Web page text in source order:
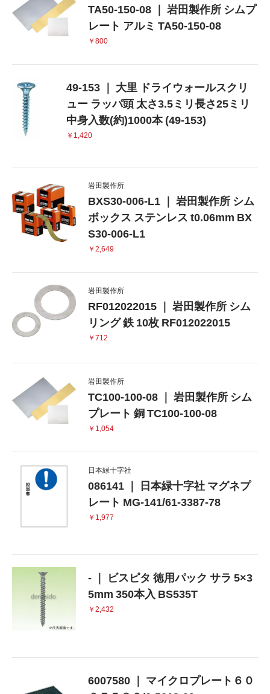
TA50-150-08 ｜ 岩田製作所 シムプ
レート アルミ TA50-150-08
￥800
49-153 ｜ 大里 ドライウォールスクリ
ュー ラッパ頭 太さ3.5ミリ長さ25ミリ
中身入数(約)1000本 (49-153)
￥1,420
岩田製作所
BXS30-006-L1 ｜ 岩田製作所 シム
ボックス ステンレス t0.06mm BX
S30-006-L1
￥2,649
岩田製作所
RF012022015 ｜ 岩田製作所 シム
リング 鉄 10枚 RF012022015
￥712
岩田製作所
TC100-100-08 ｜ 岩田製作所 シム
プレート 銅 TC100-100-08
￥1,054
日本緑十字社
086141 ｜ 日本緑十字社 マグネプ
レート MG-141/61-3387-78
￥1,977
- ｜ ビスピタ 徳用パック サラ 5×3
5mm 350本入 BS535T
￥2,432
6007580 ｜ マイクロプレート６０